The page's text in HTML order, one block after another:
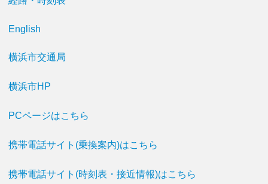
English
横浜市交通局
横浜市HP
PCページはこちら
携帯電話サイト(乗換案内)はこちら
携帯電話サイト(時刻表・接近情報)はこちら